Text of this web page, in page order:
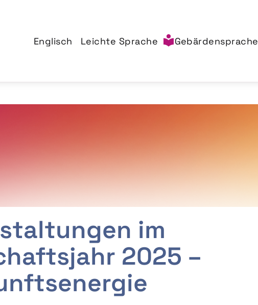
Englisch Leichte Sprache Gebärdensprache
im
2025 –